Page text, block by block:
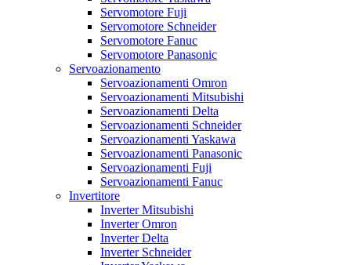
Servomotore Fuji
Servomotore Schneider
Servomotore Fanuc
Servomotore Panasonic
Servoazionamento
Servoazionamenti Omron
Servoazionamenti Mitsubishi
Servoazionamenti Delta
Servoazionamenti Schneider
Servoazionamenti Yaskawa
Servoazionamenti Panasonic
Servoazionamenti Fuji
Servoazionamenti Fanuc
Invertitore
Inverter Mitsubishi
Inverter Omron
Inverter Delta
Inverter Schneider